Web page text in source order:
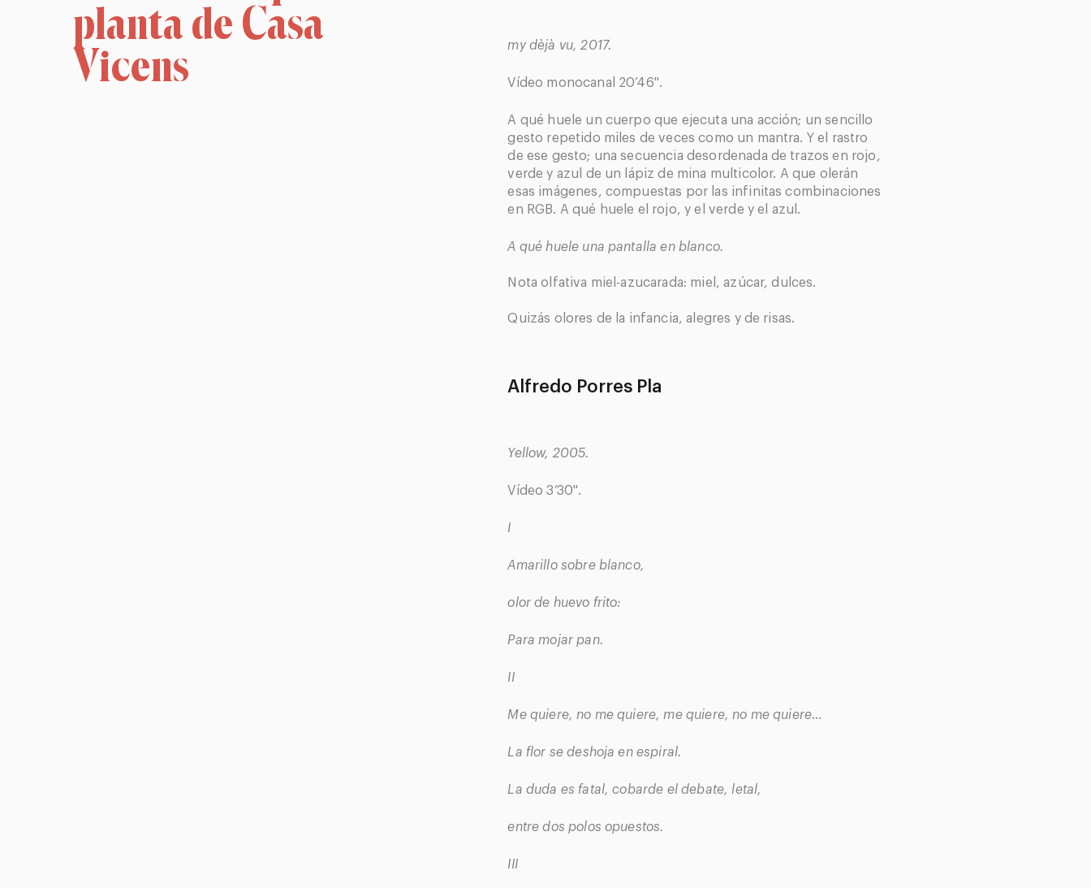
planta de Casa
Vicens my dèjà vu, 2017.
Vídeo monocanal 20’46".
A qué huele un cuerpo que ejecuta una acción; un sencillo
gesto repetido miles de veces como un mantra. Y el rastro
de ese gesto; una secuencia desordenada de trazos en rojo,
verde y azul de un lápiz de mina multicolor. A que olerán
esas imágenes, compuestas por las infinitas combinaciones
en RGB. A qué huele el rojo, y el verde y el azul.
A qué huele una pantalla en blanco.
Nota olfativa miel-azucarada: miel, azúcar, dulces.
Quizás olores de la infancia, alegres y de risas.
Alfredo Porres Pla
Yellow, 2005.
Vídeo3’30".
I
Amarillo sobre blanco,
olor de huevo frito:
Para mojar pan.
II
Me quiere, no me quiere, me quiere, no me quiere…
La flor se deshoja en espiral.
La duda es fatal, cobarde el debate, letal,
entre dos polos opuestos.
III